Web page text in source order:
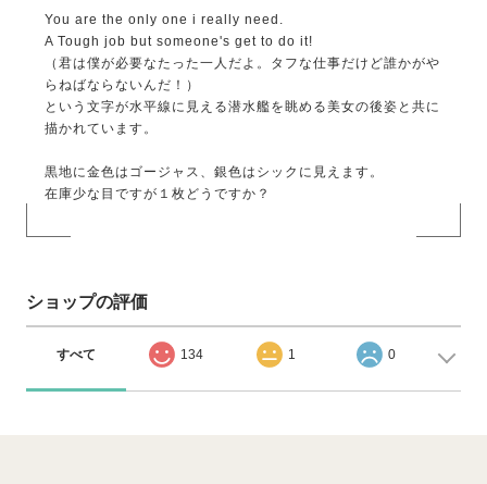
You are the only one i really need.
A Tough job but someone's get to do it!
（君は僕が必要なたった一人だよ。タフな仕事だけど誰かがや
らねばならないんだ！）
という文字が水平線に見える潜水艦を眺める美女の後姿と共に
描かれています。
黒地に金色はゴージャス、銀色はシックに見えます。
在庫少な目ですが１枚どうですか？
ショップの評価
すべて 134 1 0